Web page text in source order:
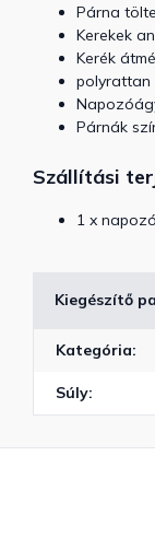
Párna
Kerekek
Kerék
polyrattan
Párnák
Szállítási
1 x
Kiegészítő
Kategória:
Súly: